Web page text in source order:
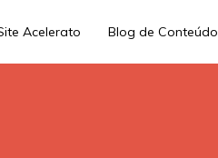
Acelerato Blog de Conteúdo